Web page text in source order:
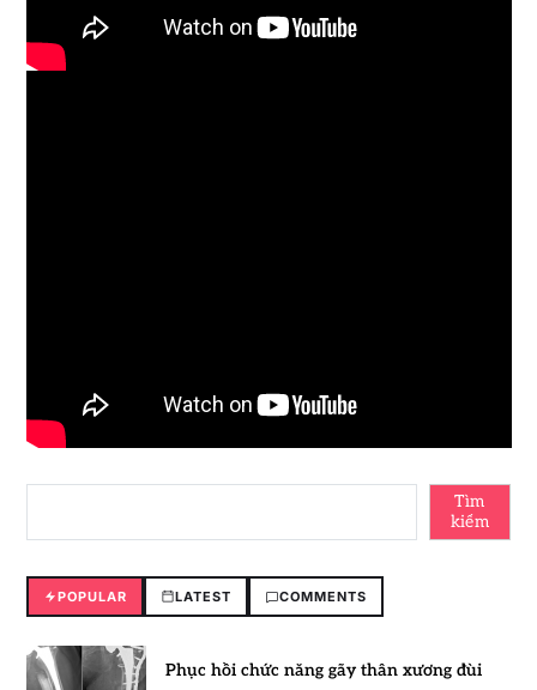
Tìm
kiếm
POPULAR LATEST COMMENTS
Phục hồi chức năng gãy thân xương đùi